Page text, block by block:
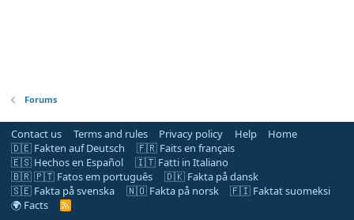
Forums
Contact us Terms and rules Privacy policy Help
Home
🇩🇪 Fakten auf Deutsch
🇫🇷 Faits en français
🇪🇸 Hechos en Español
🇮🇹 Fatti in Italiano
🇧🇷 🇵🇹 Fatos em português
🇩🇰 Fakta på dansk
🇸🇪 Fakta på svenska
🇳🇴 Fakta på norsk
🇫🇮 Faktat suomeksi
🌍 Facts
R